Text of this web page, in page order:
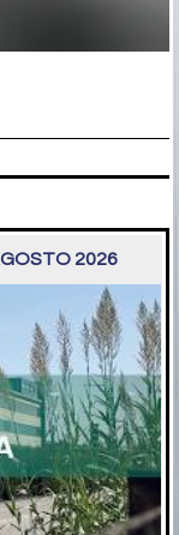
2026